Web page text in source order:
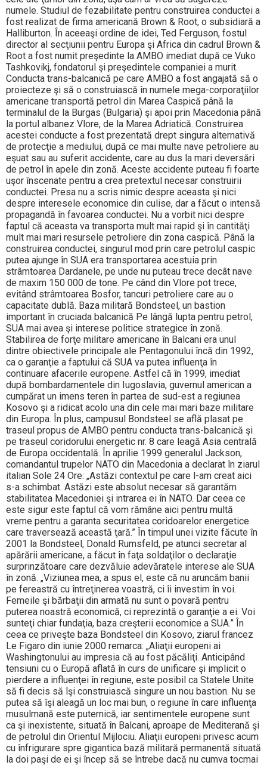
numele. Studiul de fezabilitate pentru construirea conductei a
fost realizat de firma americană Brown & Root, o subsidiară a
Halliburton. În aceeaşi ordine de idei, Ted Ferguson, fostul
director al secţiunii pentru Europa şi Africa din cadrul Brown &
Root a fost numit preşedinte la AMBO imediat după ce Vuko
Tashkovikj, fondatorul şi preşedintele companiei a murit.
Conducta trans-balcanică pe care AMBO a fost angajată să o
proiecteze şi să o construiască în numele mega-corporaţiilor
americane transportă petrol din Marea Caspică până la
terminalul de la Burgas (Bulgaria) şi apoi prin Macedonia până
la portul albanez Vlore, de la Marea Adriatică. Construirea
acestei conducte a fost prezentată drept singura alternativă
de protecţie a mediului, după ce mai multe nave petroliere au
eşuat sau au suferit accidente, care au dus la mari deversări
de petrol în apele din zonă. Aceste accidente puteau fi foarte
uşor înscenate pentru a crea pretextul necesar construirii
conductei. Presa nu a scris nimic despre aceasta şi nici
despre interesele economice din culise, dar a făcut o intensă
propagandă în favoarea conductei. Nu a vorbit nici despre
faptul că aceasta va transporta mult mai rapid şi în cantităţi
mult mai mari resursele petroliere din zona caspică. Până la
construirea conductei, singurul mod prin care petrolul caspic
putea ajunge în SUA era transportarea acestuia prin
strâmtoarea Dardanele, pe unde nu puteau trece decât nave
de maxim 150 000 de tone. Pe când din Vlore pot trece,
evitând strâmtoarea Bosfor, tancuri petroliere care au o
capacitate dublă. Baza militară Bondsteel, un bastion
important în cruciada balcanică Pe lângă lupta pentru petrol,
SUA mai avea şi interese politice strategice în zonă.
Stabilirea de forţe militare americane în Balcani era unul
dintre obiectivele principale ale Pentagonului încă din 1992,
ca o garanţie a faptului că SUA va putea influenţa în
continuare afacerile europene. Astfel că în 1999, imediat
după bombardamentele din Iugoslavia, guvernul american a
cumpărat un imens teren în partea de sud-est a regiunea
Kosovo şi a ridicat acolo una din cele mai mari baze militare
din Europa. În plus, campusul Bondsteel se află plasat pe
traseul propus de AMBO pentru conducta trans-balcanică şi
pe traseul coridorului energetic nr. 8 care leagă Asia centrală
de Europa occidentală. În aprilie 1999 generalul Jackson,
comandantul trupelor NATO din Macedonia a declarat în ziarul
italian Sole 24 Ore: „Astăzi contextul pe care l-am creat aici
s-a schimbat. Astăzi este absolut necesar să garantăm
stabilitatea Macedoniei şi intrarea ei în NATO. Dar ceea ce
este sigur este faptul că vom rămâne aici pentru multă
vreme pentru a garanta securitatea coridoarelor energetice
care traversează această ţară.” În timpul unei vizite făcute în
2001 la Bondsteel, Donald Rumsfeld, pe atunci secretar al
apărării americane, a făcut în faţa soldaţilor o declaraţie
surprinzătoare care dezvăluie adevăratele interese ale SUA
în zonă. „Viziunea mea, a spus el, este că nu aruncăm banii
pe fereastră cu întreţinerea voastră, ci îi investim în voi.
Femeile şi bărbaţii din armată nu sunt o povară pentru
puterea noastră economică, ci reprezintă o garanţie a ei. Voi
sunteţi chiar fundaţia, baza creşterii economice a SUA.” În
ceea ce priveşte baza Bondsteel din Kosovo, ziarul francez
Le Figaro din iunie 2000 remarca: „Aliaţii europeni ai
Washingtonului au impresia că au fost păcăliţi. Anticipând
tensiuni cu o Europă aflată în curs de unificare şi implicit o
pierdere a influenţei în regiune, este posibil ca Statele Unite
să fi decis să îşi construiască singure un nou bastion. Nu se
putea să îşi aleagă un loc mai bun, o regiune în care influenţa
musulmană este puternică, iar sentimentele europene sunt
ca şi inexistente, situată în Balcani, aproape de Mediterană şi
de petrolul din Orientul Mijlociu. Aliaţii europeni privesc acum
cu înfrigurare spre gigantica bază militară permanentă situată
la doi paşi de ei şi încep să se întrebe dacă nu cumva tocmai